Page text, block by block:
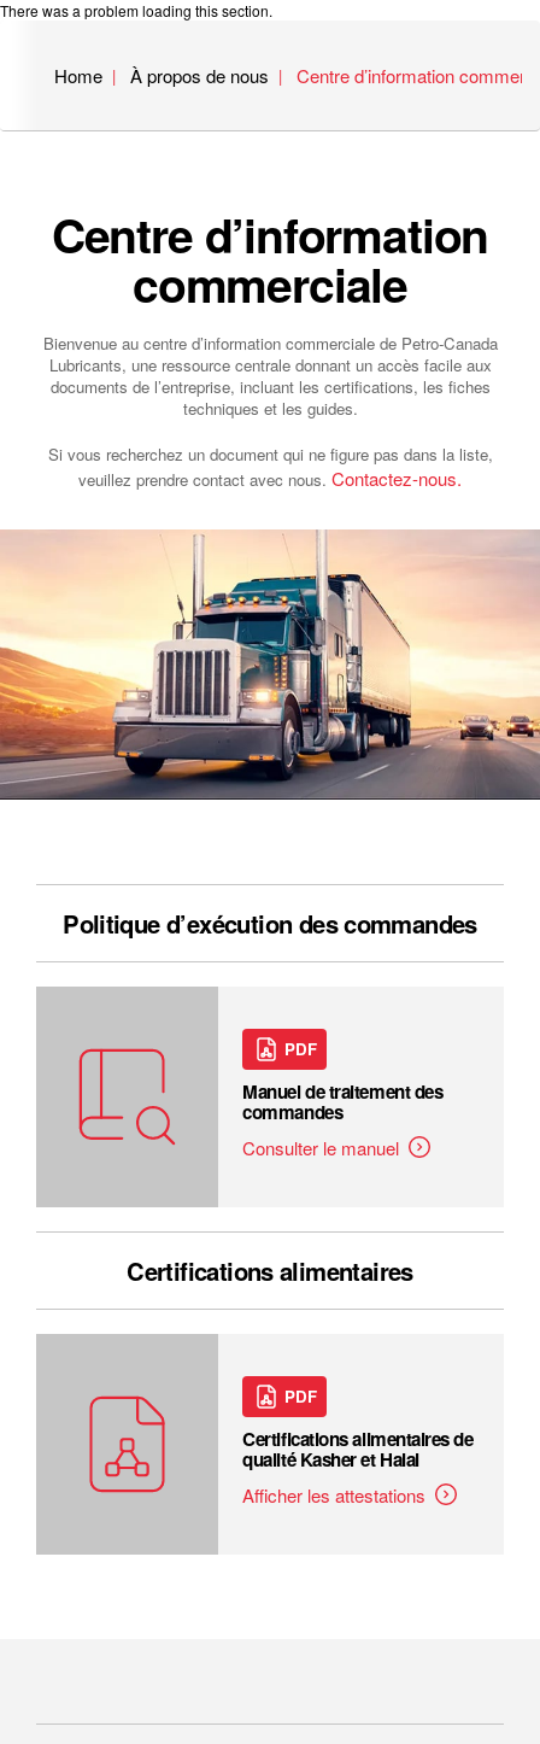
There was a problem loading this section.
Home À propos de nous Centre d’information
Centre d’information
commerciale
Bienvenue au centre d’information commerciale de Petro‑Canada
Lubricants, une ressource centrale donnant un accès facile aux
documents de l’entreprise, incluant les certifications, les fiches
techniques et les guides.
Si vous recherchez un document qui ne figure pas dans la liste,
veuillez prendre contact avec nous. Contactez-nous.
Politique d’exécution des commandes
PDF
Manuel de traitement des
commandes
Consulter le manuel
Certifications alimentaires
PDF
Certifications alimentaires de
qualité Kasher et Halal
Afficher les attestations